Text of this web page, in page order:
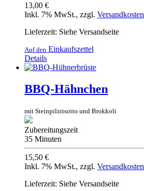
13,00 €
Inkl. 7% MwSt., zzgl. Versandkosten
Lieferzeit: Siehe Versandseite
Auf den Einkaufszettel
Details
BBQ-Hähnchen
mit Steinpilzrisotto und Brokkoli
Zubereitungszeit
35 Minuten
15,50 €
Inkl. 7% MwSt., zzgl. Versandkosten
Lieferzeit: Siehe Versandseite